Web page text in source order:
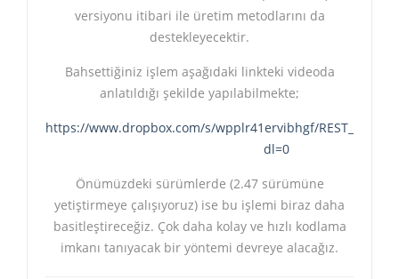
versiyonu itibari ile üretim metodlarını da
destekleyecektir.
Bahsettiğiniz işlem aşağıdaki linkteki videoda
anlatıldığı şekilde yapılabilmekte;
https://www.dropbox.com/s/wpplr41ervibhgf/
dl=0
Önümüzdeki sürümlerde (2.47 sürümüne
yetiştirmeye çalışıyoruz) ise bu işlemi biraz daha
basitleştireceğiz. Çok daha kolay ve hızlı kodlama
imkanı tanıyacak bir yöntemi devreye alacağız.